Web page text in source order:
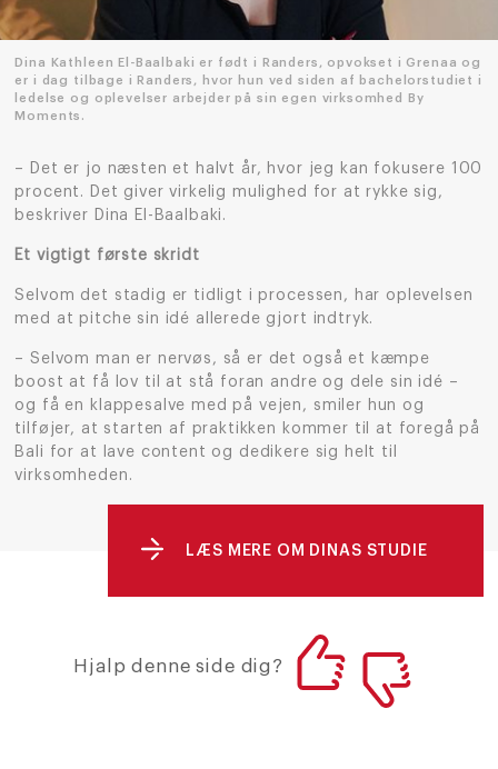
Dina Kathleen El-Baalbaki er født i Randers, opvokset i Grenaa og
er i dag tilbage i Randers, hvor hun ved siden af bachelorstudiet i
ledelse og oplevelser arbejder på sin egen virksomhed By
Moments.
– Det er jo næsten et halvt år, hvor jeg kan fokusere 100
procent. Det giver virkelig mulighed for at rykke sig,
beskriver Dina El-Baalbaki.
Et vigtigt første skridt
Selvom det stadig er tidligt i processen, har oplevelsen
med at pitche sin idé allerede gjort indtryk.
– Selvom man er nervøs, så er det også et kæmpe
boost at få lov til at stå foran andre og dele sin idé –
og få en klappesalve med på vejen, smiler hun og
tilføjer, at starten af praktikken kommer til at foregå på
Bali for at lave content og dedikere sig helt til
virksomheden.
LÆS MERE OM DINAS STUDIE
Hjalp denne side dig?